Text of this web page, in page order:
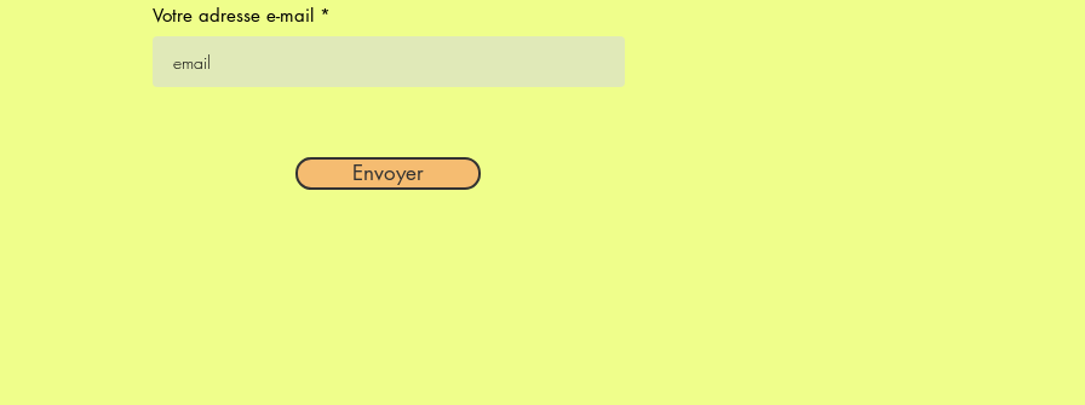
Votre adresse e-mail
Envoyer